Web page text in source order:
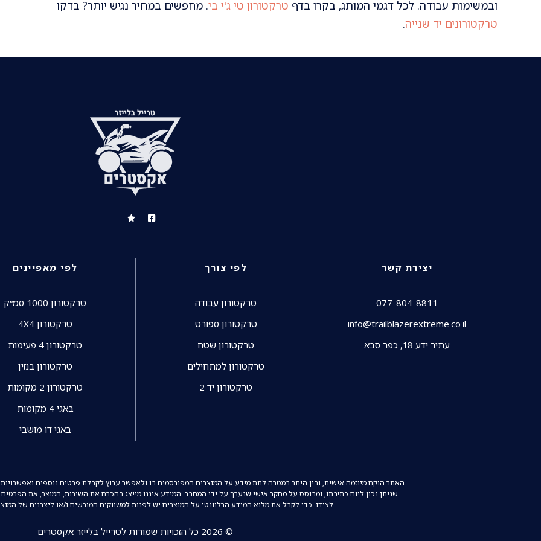
ובמשימות עבודה. לכל דגמי המותג, בקרו בדף טרקטורון טי ג'י בי. מחפשים במחיר נגיש יותר? בדקו
טרקטורונים יד שנייה.
יצירת קשר
077-804-8811
info@trailblazerextreme.co.il
עתיר ידע 18, כפר סבא
לפי צורך
טרקטורון עבודה
טרקטורון ספורט
טרקטורון שטח
טרקטורון למתחילים
טרקטורון יד 2
לפי מאפיינים
טרקטורון 1000 סמ״ק
טרקטורון 4X4
טרקטורון 4 פעימות
טרקטורון בנזין
טרקטורון 2 מקומות
באגי 4 מקומות
באגי דו מושבי
האתר הוקם מיוזמה אישית, ובין היתר במטרה לתת מידע על המוצרים המפורסמים בו ולאפשר ערוץ לקבלת פרטים נוספים
שניתן נכון ליום כתיבתו, ומבוסס על מחקר אישי שנערך על ידי המחבר. המידע איננו מייצג בהכרח את השירות, המוצר, את
לצידו. כדי לקבל את מלוא המידע הרלוונטי על המוצרים יש לפנות למשווקים המורשים ו/או ליצרנים של
© 2026 כל הזכויות שמורות לטרייל בלייזר אקסטרים